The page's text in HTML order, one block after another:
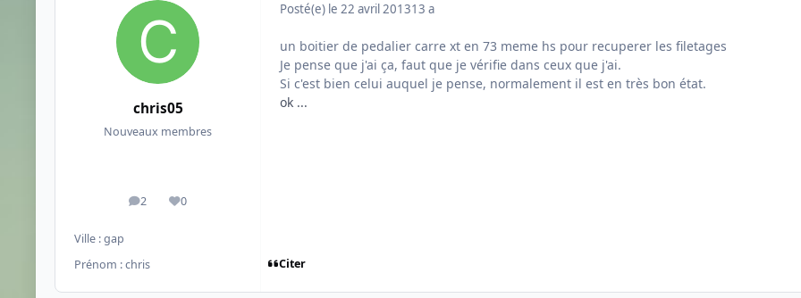
chris05
Nouveaux membres
2
messages
0
Réputation
Ville :gap
Prénom :chris
Posté(e) le 22 avril 201313 a
un boitier de pedalier carre xt en 73 meme hs pour recuperer les filetages
Je pense que j'ai ça, faut que je vérifie dans ceux que j'ai.
Si c'est bien celui auquel je pense, normalement il est en très bon état.
ok ...
Citer